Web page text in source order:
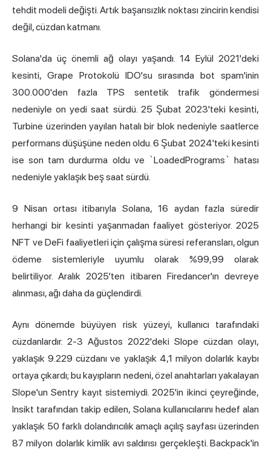
tehdit modeli değişti. Artık başarısızlık noktası zincirin kendisi
değil, cüzdan katmanı.
Solana'da üç önemli ağ olayı yaşandı. 14 Eylül 2021'deki
kesinti, Grape Protokolü IDO'su sırasında bot spam'inin
300.000'den fazla TPS sentetik trafik göndermesi
nedeniyle on yedi saat sürdü. 25 Şubat 2023'teki kesinti,
Turbine üzerinden yayılan hatalı bir blok nedeniyle saatlerce
performans düşüşüne neden oldu. 6 Şubat 2024'teki kesinti
ise son tam durdurma oldu ve `LoadedPrograms` hatası
nedeniyle yaklaşık beş saat sürdü.
9 Nisan ortası itibarıyla Solana, 16 aydan fazla süredir
herhangi bir kesinti yaşanmadan faaliyet gösteriyor. 2025
NFT ve DeFi faaliyetleri için çalışma süresi referansları, olgun
ödeme sistemleriyle uyumlu olarak %99,99 olarak
belirtiliyor. Aralık 2025'ten itibaren Firedancer'ın devreye
alınması, ağı daha da güçlendirdi.
Aynı dönemde büyüyen risk yüzeyi, kullanıcı tarafındaki
cüzdanlardır. 2-3 Ağustos 2022'deki Slope cüzdan olayı,
yaklaşık 9.229 cüzdanı ve yaklaşık 4,1 milyon dolarlık kaybı
ortaya çıkardı; bu kayıpların nedeni, özel anahtarları yakalayan
Slope'un Sentry kayıt sistemiydi. 2025'in ikinci çeyreğinde,
Insikt tarafından takip edilen, Solana kullanıcılarını hedef alan
yaklaşık 50 farklı dolandırıcılık amaçlı açılış sayfası üzerinden
87 milyon dolarlık kimlik avı saldırısı gerçekleşti. Backpack'in